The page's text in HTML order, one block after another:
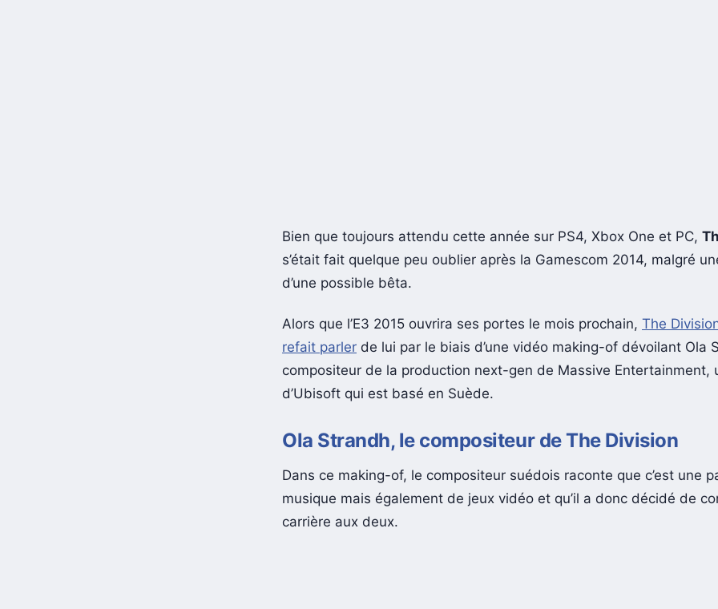
Bien que toujours attendu cette année sur PS4, Xbox One et PC,
s’était fait quelque peu oublier après la Gamescom 2014, malgré
d’une possible bêta.
Alors que l’E3 2015 ouvrira ses portes le mois prochain, The
refait parler de lui par le biais d’une vidéo making-of dévoilant Ola
compositeur de la production next-gen de Massive Entertainment,
d’Ubisoft qui est basé en Suède.
Ola Strandh, le compositeur de The Division
Dans ce making-of, le compositeur suédois raconte que c’est une
musique mais également de jeux vidéo et qu’il a donc décidé de
carrière aux deux.